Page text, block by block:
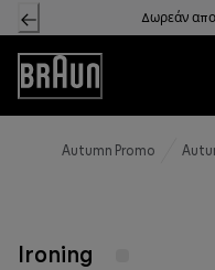
Skip
to
Content
Δωρεάν
Accessibility
Statement
Autumn Promo
Ironing